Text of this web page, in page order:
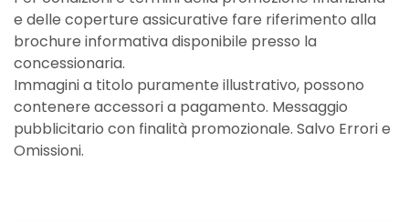
e delle coperture assicurative fare riferimento alla
brochure informativa disponibile presso la
concessionaria.
Immagini a titolo puramente illustrativo, possono
contenere accessori a pagamento. Messaggio
pubblicitario con finalità promozionale. Salvo Errori e
Omissioni.